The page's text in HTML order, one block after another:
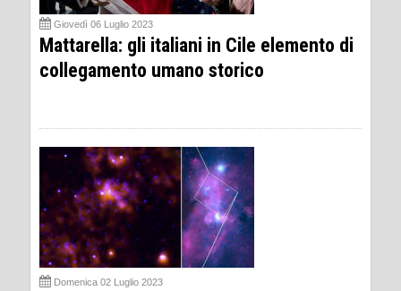
Giovedì 06 Luglio 2023
Mattarella: gli italiani in Cile elemento di
collegamento umano storico
Domenica 02 Luglio 2023